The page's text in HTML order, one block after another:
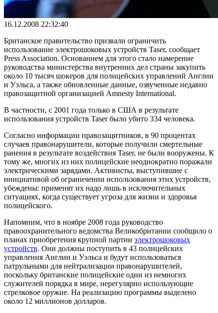
16.12.2008 22:32:40
Британское правительство призвали ограничить
использование электрошоковых устройств Taser, сообщает
Press Association. Основанием для этого стало намерение
руководства министерства внутренних дел страны закупить
около 10 тысяч шокеров для полицейских управлений Англии
и Уэльса, а также обновленные данные, озвученные недавно
правозащитной организацией Amnesty International.
В частности, с 2001 года только в США в результате
использования устройств Taser было убито 334 человека.
Согласно информации правозащитников, в 90 процентах
случаев правонарушители, которые получили смертельные
ранения в результате воздействия Taser, не были вооружены. К
тому же, многих из них полицейские неоднократно поражали
электрическими зарядами. Активисты, выступившие с
инициативой об ограничении использования этих устройств,
убеждены: применят их надо лишь в исключительных
ситуациях, когда существует угроза для жизни и здоровья
полицейского.
Напомним, что в ноябре 2008 года руководство
правоохранительного ведомства Великобритании сообщило о
планах приобретения крупной партии электрошоковых
устройств. Они должны поступить в 43 полицейских
управления Англии и Уэльса и будут использоваться
патрульными для нейтрализации правонарушителей,
поскольку британские полицейские одни из немногих
служителей порядка в мире, нерегулярно использующие
стрелковое оружие. На реализацию программы выделено
около 12 миллионов долларов.